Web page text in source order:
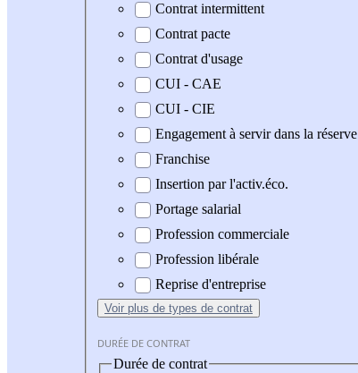
Contrat intermittent
Contrat pacte
Contrat d'usage
CUI - CAE
CUI - CIE
Engagement à servir dans la réserve
Franchise
Insertion par l'activ.éco.
Portage salarial
Profession commerciale
Profession libérale
Reprise d'entreprise
Voir plus de types de contrat
DURÉE DE CONTRAT
Durée de contrat